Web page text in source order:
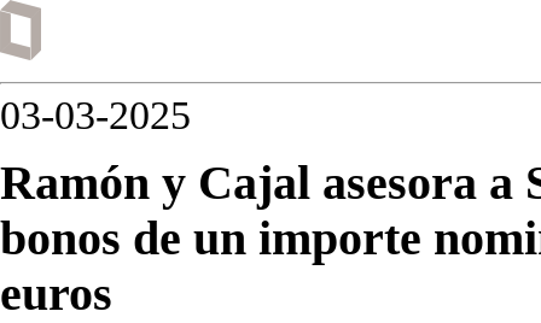
03-03-2025
Ramón y Cajal asesora a
bonos de un importe
euros